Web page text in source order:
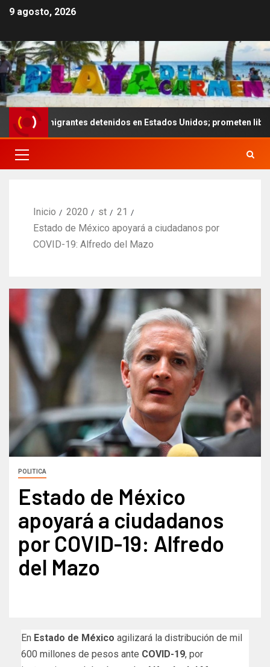
9 agosto, 2026
detenidos en Estados Unidos; prometen liberarlos
Inicio 2020 st
21
Estado de México apoyará a ciudadanos por
COVID-19: Alfredo del Mazo
POLITICA
Estado de México
apoyará a ciudadanos
por COVID-19: Alfredo
del Mazo
En Estado de México agilizará la distribución de mil
600 millones de pesos ante COVID-19, por